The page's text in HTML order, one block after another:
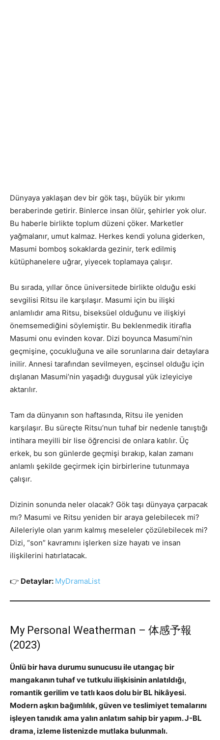
Dünyaya yaklaşan dev bir gök taşı, büyük bir yıkımı
beraberinde getirir. Binlerce insan ölür, şehirler yok olur.
Bu haberle birlikte toplum düzeni çöker. Marketler
yağmalanır, umut kalmaz. Herkes kendi yoluna giderken,
Masumi bomboş sokaklarda gezinir, terk edilmiş
kütüphanelere uğrar, yiyecek toplamaya çalışır.
Bu sırada, yıllar önce üniversitede birlikte olduğu eski
sevgilisi Ritsu ile karşılaşır. Masumi için bu ilişki
anlamlıdır ama Ritsu, biseksüel olduğunu ve ilişkiyi
önemsemediğini söylemiştir. Bu beklenmedik itirafla
Masumi onu evinden kovar. Dizi boyunca Masumi’nin
geçmişine, çocukluğuna ve aile sorunlarına dair detaylara
inilir. Annesi tarafından sevilmeyen, eşcinsel olduğu için
dışlanan Masumi’nin yaşadığı duygusal yük izleyiciye
aktarılır.
Tam da dünyanın son haftasında, Ritsu ile yeniden
karşılaşır. Bu süreçte Ritsu’nun tuhaf bir nedenle tanıştığı
intihara meyilli bir lise öğrencisi de onlara katılır. Üç
erkek, bu son günlerde geçmişi bırakıp, kalan zamanı
anlamlı şekilde geçirmek için birbirlerine tutunmaya
çalışır.
Dizinin sonunda neler olacak? Gök taşı dünyaya çarpacak
mı? Masumi ve Ritsu yeniden bir araya gelebilecek mi?
Aileleriyle olan yarım kalmış meseleler çözülebilecek mi?
Dizi, “son” kavramını işlerken size hayatı ve insan
ilişkilerini hatırlatacak.
👉 Detaylar: MyDramaList
My Personal Weatherman – 体感予報
(2023)
Ünlü bir hava durumu sunucusu ile utangaç bir
mangakanın tuhaf ve tutkulu ilişkisinin anlatıldığı,
romantik gerilim ve tatlı kaos dolu bir BL hikâyesi.
Modern aşkın bağımlılık, güven ve teslimiyet temalarını
işleyen tanıdık ama yalın anlatım sahip bir yapım. J-BL
drama, izleme listenizde mutlaka bulunmalı.